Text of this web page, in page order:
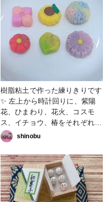
樹脂粘土で作った練りきりです
✨ 左上から時計回りに、紫陽
花、ひまわり、花火、コスモ
ス、イチョウ、椿をそれぞれイ
メージしました☺️ #ミニチュア
#粘土 #和菓子
shinobu